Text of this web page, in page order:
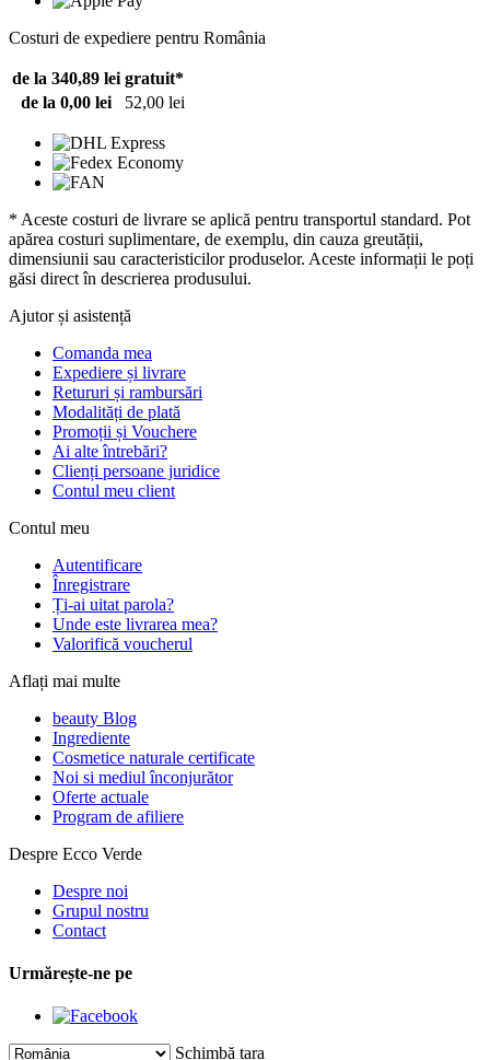
Costuri de expediere pentru România
de la 340,89 lei gratuit*
de la 0,00 lei
52,00 lei
* Aceste costuri de livrare se aplică pentru transportul standard. Pot
apărea costuri suplimentare, de exemplu, din cauza greutății,
dimensiunii sau caracteristicilor produselor. Aceste informații le poți
găsi direct în descrierea produsului.
Ajutor și asistență
Comanda mea
Expediere și livrare
Retururi și rambursări
Modalități de plată
Promoții și Vouchere
Ai alte întrebări?
Clienți persoane juridice
Contul meu client
Contul meu
Autentificare
Înregistrare
Ți-ai uitat parola?
Unde este livrarea mea?
Valorifică voucherul
Aflați mai multe
beauty Blog
Ingrediente
Cosmetice naturale certificate
Noi si mediul înconjurător
Oferte actuale
Program de afiliere
Despre Ecco Verde
Despre noi
Grupul nostru
Contact
Urmărește-ne pe
Schimbă țara